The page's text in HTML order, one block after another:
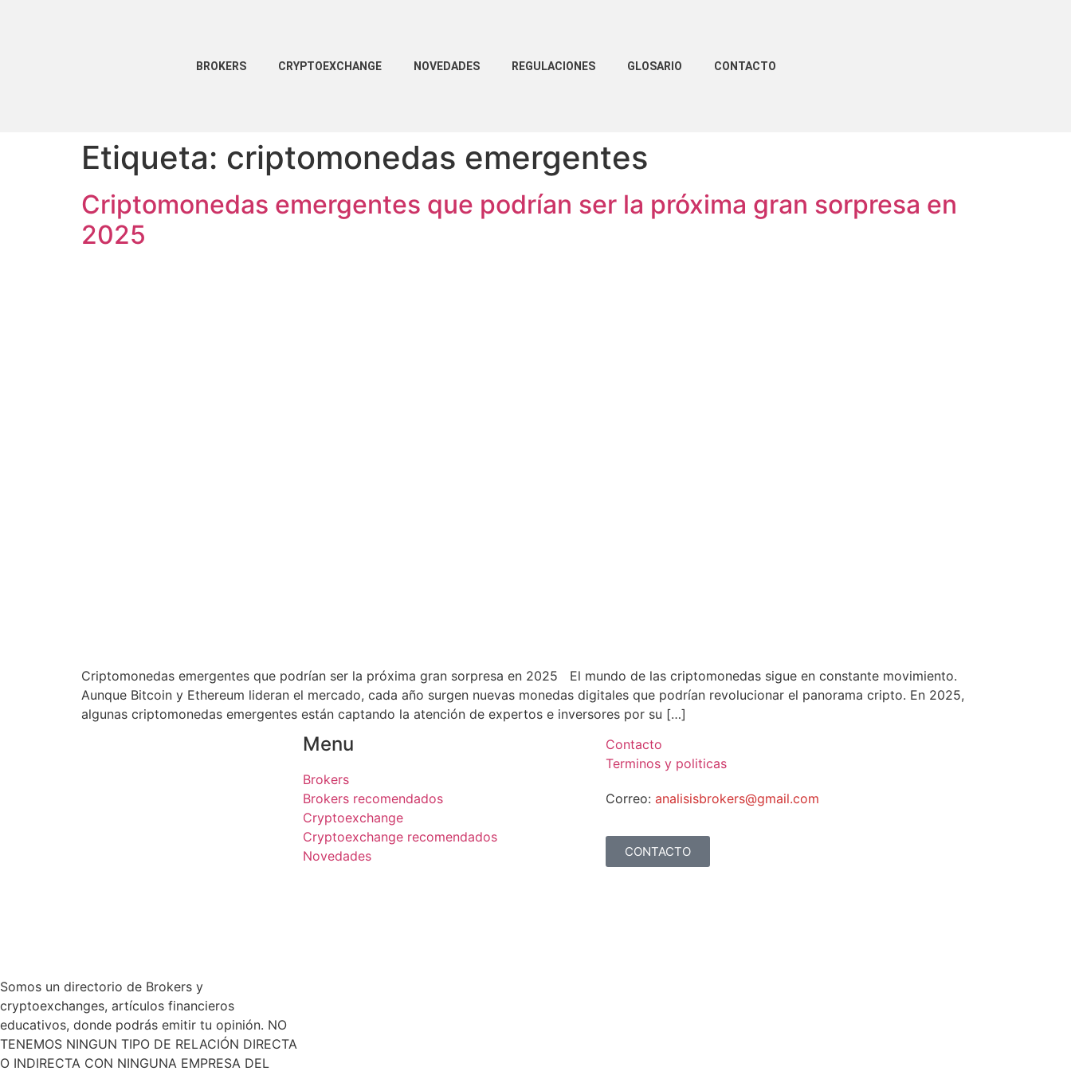
BROKERS CRYPTOEXCHANGE NOVEDADES REGULACIONES GLOSARIO CONTACTO
Etiqueta: criptomonedas emergentes
Criptomonedas emergentes que podrían ser la próxima gran sorpresa en
2025
Criptomonedas emergentes que podrían ser la próxima gran sorpresa en 2025 El mundo de las criptomonedas sigue en constante movimiento.
Aunque Bitcoin y Ethereum lideran el mercado, cada año surgen nuevas monedas digitales que podrían revolucionar el panorama cripto. En 2025,
algunas criptomonedas emergentes están captando la atención de expertos e inversores por su […]
Somos un directorio de Brokers y
cryptoexchanges, artículos financieros
educativos, donde podrás emitir tu opinión. NO
TENEMOS NINGUN TIPO DE RELACIÓN DIRECTA
O INDIRECTA CON NINGUNA EMPRESA DEL
Menu
Brokers
Brokers recomendados
Cryptoexchange
Cryptoexchange recomendados
Novedades
Contacto
Terminos y politicas
Correo: analisisbrokers@gmail.com
CONTACTO